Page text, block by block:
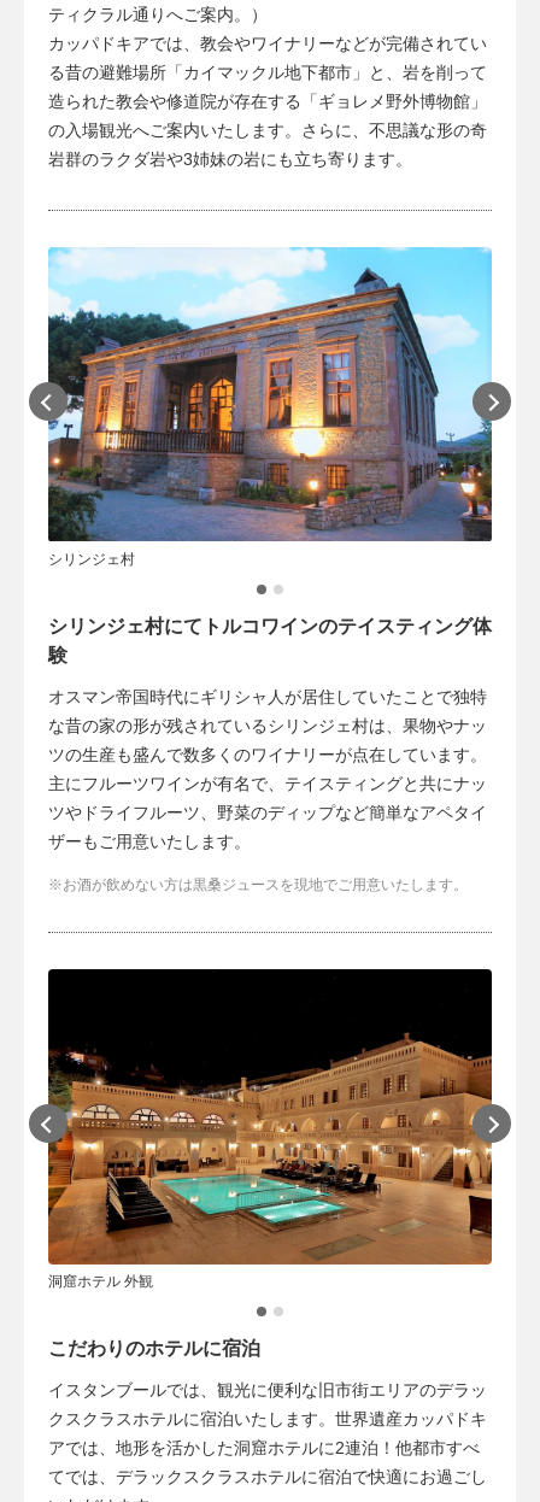
ティクラル通りへご案内。）
カッパドキアでは、教会やワイナリーなどが完備されてい
る昔の避難場所「カイマックル地下都市」と、岩を削って
造られた教会や修道院が存在する「ギョレメ野外博物館」
の入場観光へご案内いたします。さらに、不思議な形の奇
岩群のラクダ岩や3姉妹の岩にも立ち寄ります。
シリンジェ村
シリンジェ村にてトルコワインのテイスティング体
験
オスマン帝国時代にギリシャ人が居住していたことで独特
な昔の家の形が残されているシリンジェ村は、果物やナッ
ツの生産も盛んで数多くのワイナリーが点在しています。
主にフルーツワインが有名で、テイスティングと共にナッ
ツやドライフルーツ、野菜のディップなど簡単なアペタイ
ザーもご用意いたします。
お酒が飲めない方は黒桑ジュースを現地でご用意いたします。
洞窟ホテル 外観
こだわりのホテルに宿泊
イスタンブールでは、観光に便利な旧市街エリアのデラッ
クスクラスホテルに宿泊いたします。世界遺産カッパドキ
アでは、地形を活かした洞窟ホテルに2連泊！他都市すべ
てでは、デラックスクラスホテルに宿泊で快適にお過ごし